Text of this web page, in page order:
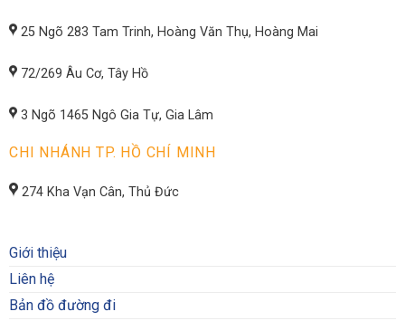
25 Ngõ 283 Tam Trinh, Hoàng Văn Thụ, Hoàng Mai
72/269 Âu Cơ, Tây Hồ
3 Ngõ 1465 Ngô Gia Tự, Gia Lâm
CHI NHÁNH TP. HỒ CHÍ MINH
274 Kha Vạn Cân, Thủ Đức
Giới thiệu
Liên hệ
Bản đồ đường đi